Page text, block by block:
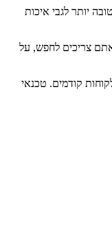
יותר לגבי איכות
צריכים לחפש, על
קודמים. טכנאי